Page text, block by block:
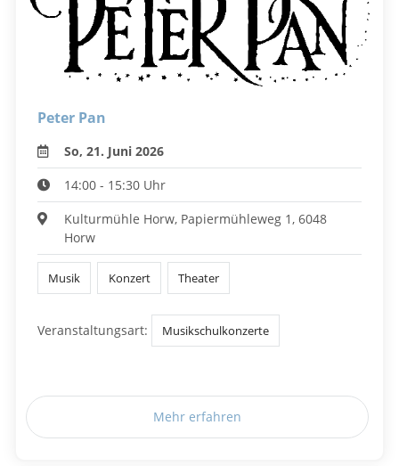
Peter Pan
So, 21. Juni 2026
14:00 - 15:30 Uhr
Kulturmühle Horw, Papiermühleweg 1, 6048
Horw
Musik Konzert Theater
Veranstaltungsart: Musikschulkonzerte
Mehr erfahren